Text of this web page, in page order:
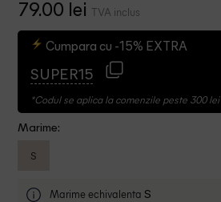
79.00 lei TVA inclus
Cumpara cu -15% EXTRA
SUPER15
*Codul se aplica la comenzile peste 300 lei
Marime:
S
Marime echivalenta S